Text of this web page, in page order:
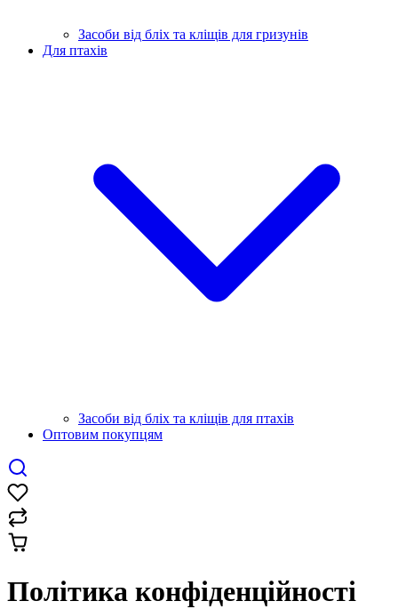
Засоби від бліх та кліщів для гризунів
Для птахів
Засоби від бліх та кліщів для птахів
Оптовим покупцям
Політика конфіденційності